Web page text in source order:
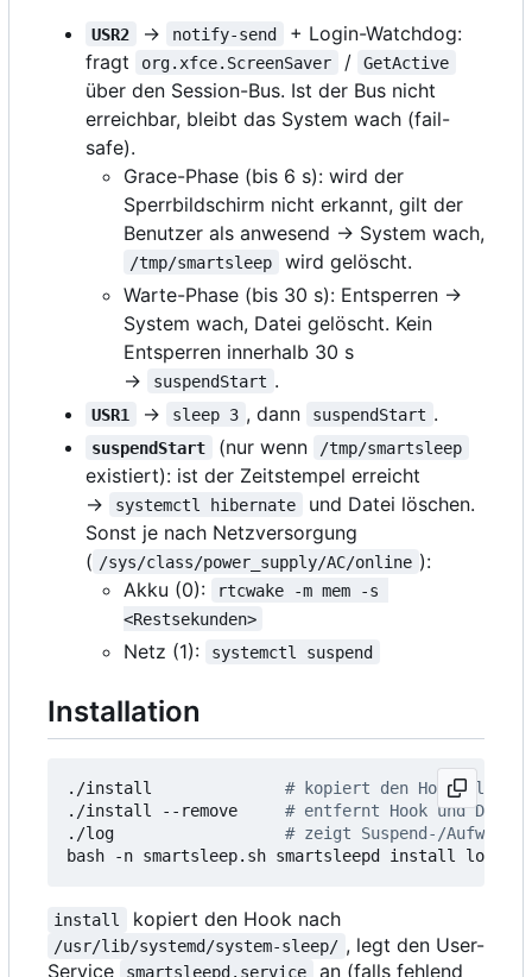
USR2 → notify-send
+ Login-Watchdog:
fragt
org.xfce.ScreenSaver / GetActive
über den Session-Bus. Ist der Bus nicht
erreichbar, bleibt das System wach (fail-
safe).
Grace-Phase (bis 6 s): wird der
Sperrbildschirm nicht erkannt, gilt der
Benutzer als anwesend → System wach,
/tmp/smartsleep
wird gelöscht.
Warte-Phase (bis 30 s): Entsperren →
System wach, Datei gelöscht. Kein
Entsperren innerhalb 30 s
→
suspendStart .
USR1 → sleep 3 , dann suspendStart .
suspendStart (nur wenn /tmp/smartsleep
existiert): ist der Zeitstempel erreicht
→
systemctl hibernate
und Datei löschen.
Sonst je nach Netzversorgung
( /sys/class/power_supply/AC/online ):
Akku (0):
rtcwake -m mem -s
<Restsekunden>
Netz (1): systemctl suspend
Installation
./install # kopiert den Hook, legt
./install --remove # entfernt Hook und
./log # zeigt Suspend-/Aufwach-
bash -n smartsleep.sh smartsleepd install log
install kopiert den Hook nach
/usr/lib/systemd/system-sleep/ , legt den User-
Service
smartsleepd.service
an (falls fehlend